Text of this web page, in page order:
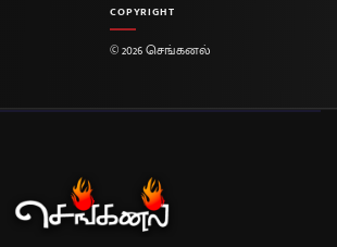
COPYRIGHT
© 2026 செங்கனல்